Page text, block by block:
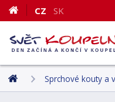
CZ SK
Sprchové kouty a